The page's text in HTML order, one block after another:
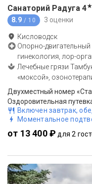
Санаторий Радуга 4★
8.9 / 10 3 оценки
Кисловодск
Опорно-двигательный
гинекология, лор-
Лечебные грязи
«моксой»,
Двухместный номер
Оздоровительная
Включен завтрак,
Моментальное
от 13 400 ₽ для 2